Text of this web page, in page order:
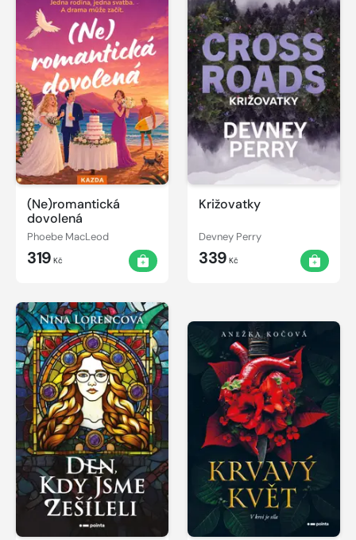
(Ne)romantická
dovolená
Phoebe MacLeod
319 Kč
Križovatky
Devney Perry
339 Kč